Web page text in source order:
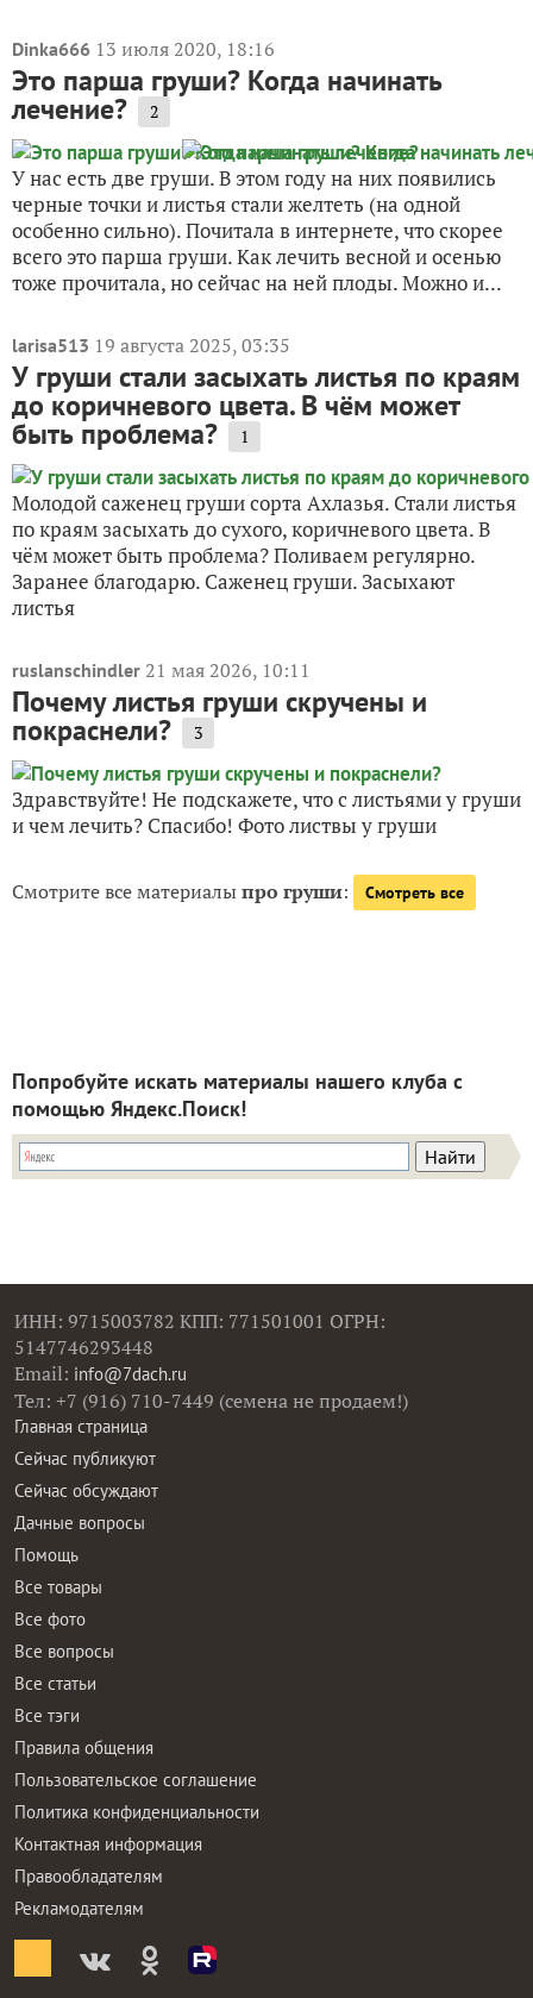
Dinka666 13 июля 2020, 18:16
Это парша груши? Когда начинать
лечение? 2
У нас есть две груши. В этом году на них появились
черные точки и листья стали желтеть (на одной
особенно сильно). Почитала в интернете, что скорее
всего это парша груши. Как лечить весной и осенью
тоже прочитала, но сейчас на ней плоды. Можно и...
larisa513 19 августа 2025, 03:35
У груши стали засыхать листья по краям
до коричневого цвета. В чём может
быть проблема? 1
Молодой саженец груши сорта Ахлазья. Стали листья
по краям засыхать до сухого, коричневого цвета. В
чём может быть проблема? Поливаем регулярно.
Заранее благодарю. Саженец груши. Засыхают
листья
ruslanschindler 21 мая 2026, 10:11
Почему листья груши скручены и
покраснели? 3
Здравствуйте! Не подскажете, что с листьями у груши
и чем лечить? Спасибо! Фото листвы у груши
Смотрите все материалыпро груши: Смотреть все
Попробуйте искать материалы нашего клуба с
помощью Яндекс.Поиск!
ИНН: 9715003782 КПП: 771501001 ОГРН:
5147746293448
Email: info@7dach.ru
Тел: +7 (916) 710-7449 (семена не продаем!)
Главная страница
Сейчас публикуют
Сейчас обсуждают
Дачные вопросы
Помощь
Все товары
Все фото
Все вопросы
Все статьи
Все тэги
Правила общения
Пользовательское соглашение
Политика конфиденциальности
Контактная информация
Правообладателям
Рекламодателям